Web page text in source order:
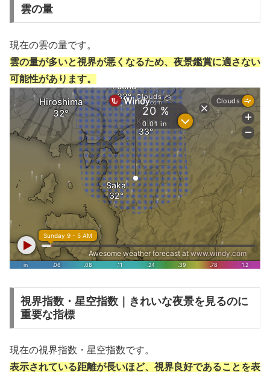
雲の量
現在の雲の量です。
雲の量が多いと視界が悪くなるため、夜景鑑賞に適さない
可能性があります。
視界指数・星空指数｜きれいな夜景を見るのに
重要な指標
現在の視界指数・星空指数です。
表示されている距離が長いほど、視界良好であることを表